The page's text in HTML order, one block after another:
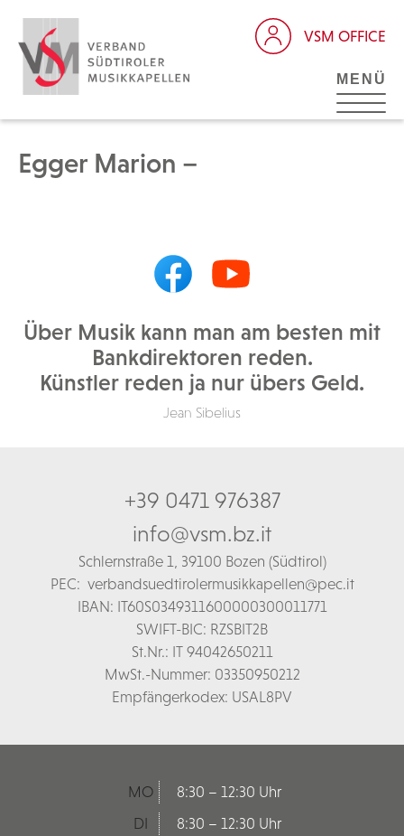
VSM OFFICE
MENÜ
Egger Marion –
Über Musik kann man am besten mit
Bankdirektoren reden.
Künstler reden ja nur übers Geld.
Jean Sibelius
+39 0471 976387
info@vsm.bz.it
Schlernstraße 1, 39100 Bozen (Südtirol)
PEC: verbandsuedtirolermusikkapellen@pec.it
IBAN: IT60S0349311600000300011771
SWIFT-BIC: RZSBIT2B
St.Nr.: IT 94042650211
MwSt.-Nummer: 03350950212
Empfängerkodex: USAL8PV
MO
8:30 – 12:30 Uhr
DI
8:30 – 12:30 Uhr